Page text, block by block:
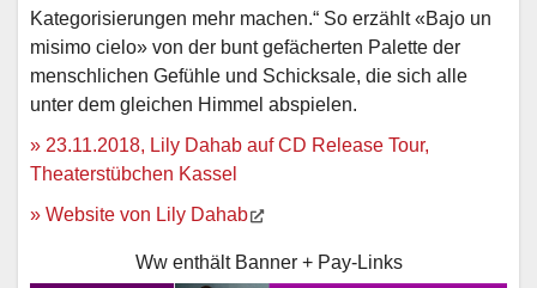
Kategorisierungen mehr machen.“ So erzählt «Bajo un
misimo cielo» von der bunt gefächerten Palette der
menschlichen Gefühle und Schicksale, die sich alle
unter dem gleichen Himmel abspielen.
» 23.11.2018, Lily Dahab auf CD Release Tour,
Theaterstübchen Kassel
» Website von Lily Dahab
Ww enthält Banner + Pay-Links